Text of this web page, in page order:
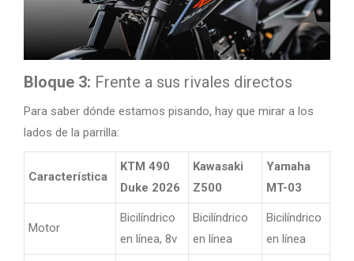
Bloque 3: Frente a sus rivales directos
Para saber dónde estamos pisando, hay que mirar a los
lados de la parrilla:
Característica
KTM 490
Duke 2026
Kawasaki
Z500
Yamaha
MT-03
Motor
Bicilíndrico
en línea, 8v
Bicilíndrico
en línea
Bicilíndrico
en línea